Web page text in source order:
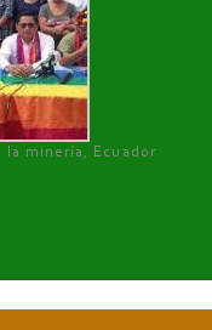
la minería, Ecuador